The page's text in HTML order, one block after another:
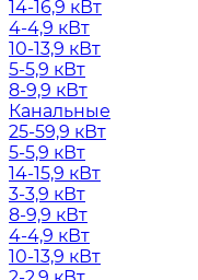
14-16,9 кВт
4-4,9 кВт
10-13,9 кВт
5-5,9 кВт
8-9,9 кВт
Канальные
25-59,9 кВт
5-5,9 кВт
14-15,9 кВт
3-3,9 кВт
8-9,9 кВт
4-4,9 кВт
10-13,9 кВт